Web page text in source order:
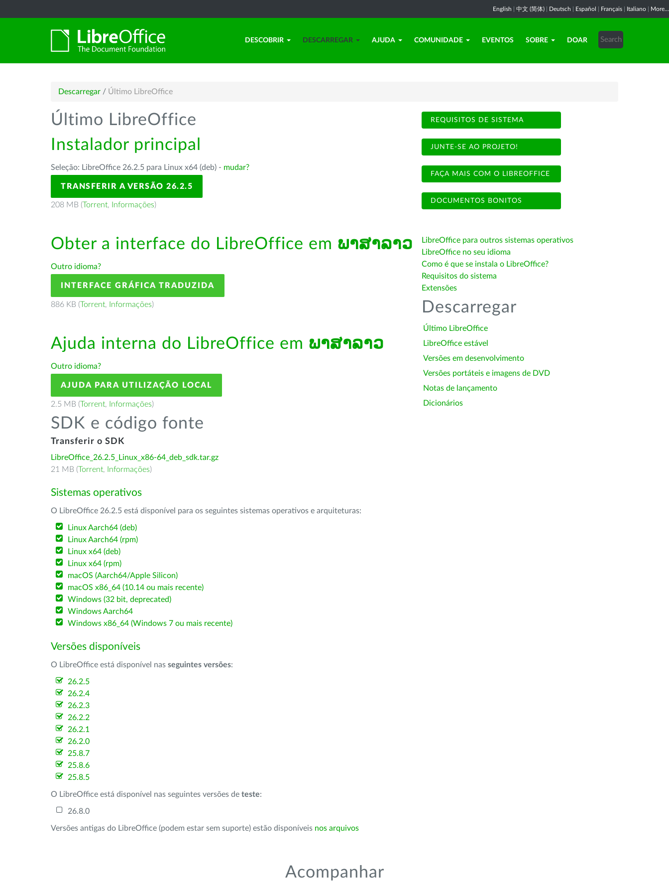
English 中文 (简体) Deutsch Español Français Italiano More...
DESCOBRIR DESCARREGAR AJUDA COMUNIDADE EVENTOS SOBRE DOAR
Descarregar / Último LibreOffice
Último LibreOffice
Instalador principal
Seleção: LibreOffice 26.2.5 para Linux x64 (deb) - mudar?
TRANSFERIR A VERSÃO 26.2.5
208 MB (Torrent, Informações)
Obter a interface do LibreOffice em ພາສາລາວ
Outro idioma?
INTERFACE GRÁFICA TRADUZIDA
886 KB (Torrent, Informações)
Ajuda interna do LibreOffice em ພາສາລາວ
Outro idioma?
AJUDA PARA UTILIZAÇÃO LOCAL
2.5 MB (Torrent, Informações)
SDK e código fonte
Transferir o SDK
LibreOffice_26.2.5_Linux_x86-64_deb_sdk.tar.gz
21 MB (Torrent, Informações)
Sistemas operativos
O LibreOffice 26.2.5 está disponível para os seguintes sistemas operativos e arquiteturas:
Linux Aarch64 (deb)
Linux Aarch64 (rpm)
Linux x64 (deb)
Linux x64 (rpm)
macOS (Aarch64/Apple Silicon)
macOS x86_64 (10.14 ou mais recente)
Windows (32 bit, deprecated)
Windows Aarch64
Windows x86_64 (Windows 7 ou mais recente)
Versões disponíveis
O LibreOffice está disponível nas seguintes versões:
26.2.5
26.2.4
26.2.3
26.2.2
26.2.1
26.2.0
25.8.7
25.8.6
25.8.5
O LibreOffice está disponível nas seguintes versões de teste:
26.8.0
Versões antigas do LibreOffice (podem estar sem suporte) estão disponíveis nos arquivos
REQUISITOS DE SISTEMA
JUNTE-SE AO PROJETO!
FAÇA MAIS COM O LIBREOFFICE
DOCUMENTOS BONITOS
LibreOffice para outros sistemas operativos
LibreOffice no seu idioma
Como é que se instala o LibreOffice?
Requisitos do sistema
Extensões
Descarregar
Último LibreOffice
LibreOffice estável
Versões em desenvolvimento
Versões portáteis e imagens de DVD
Notas de lançamento
Dicionários
Acompanhar